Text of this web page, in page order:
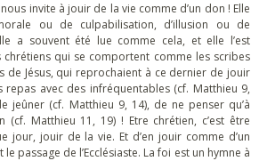
invite à jouir de la vie comme d’un don ! Elle
ou de culpabilisation, d’illusion ou de
a souvent été lue comme cela, et elle l’est
qui se comportent comme les scribes
de Jésus, qui reprochaient à ce dernier de jouir
avec des infréquentables (cf. Matthieu 9,
jeûner (cf. Matthieu 9, 14), de ne penser qu’à
Matthieu 11, 19) ! Etre chrétien, c’est être
jour, jouir de la vie. Et d’en jouir comme d’un
passage de l’Ecclésiaste. La foi est un hymne à